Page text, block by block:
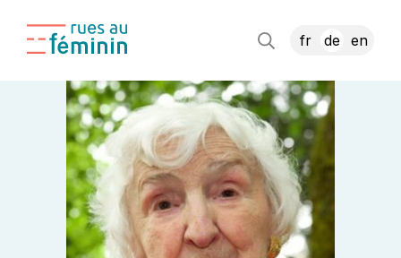
fr de en